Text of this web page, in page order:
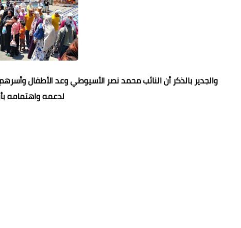
والجدير بالذكر أن النائب محمد نصر الأسيوطي وعد الأطفال
لدعمه واهتمامه